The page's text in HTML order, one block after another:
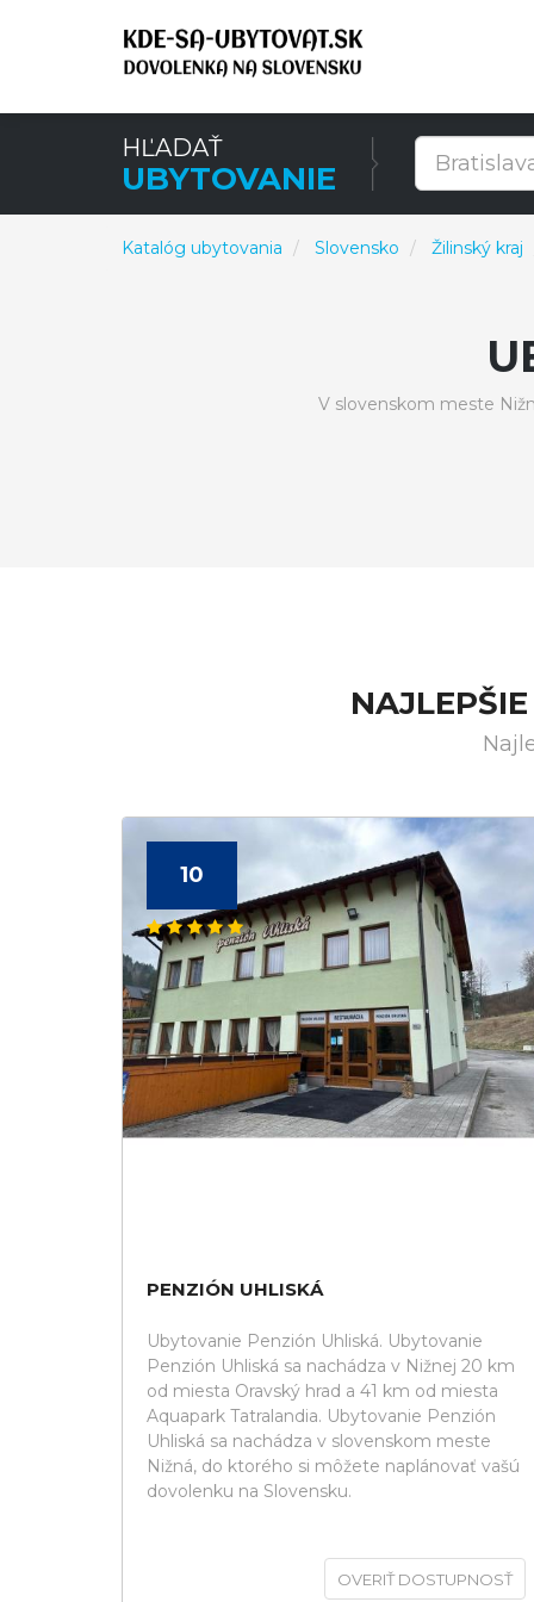
HĽADAŤ
UBYTOVANIE
Katalóg ubytovania Slovensko Žilinský kraj
V slovenskom meste
10
PENZIÓN UHLISKÁ
Ubytovanie Penzión Uhliská. Ubytovanie
Penzión Uhliská sa nachádza v Nižnej 20 km
od miesta Oravský hrad a 41 km od miesta
Aquapark Tatralandia. Ubytovanie Penzión
Uhliská sa nachádza v slovenskom meste
Nižná, do ktorého si môžete naplánovať vašú
dovolenku na Slovensku.
OVERIŤ DOSTUPNOSŤ